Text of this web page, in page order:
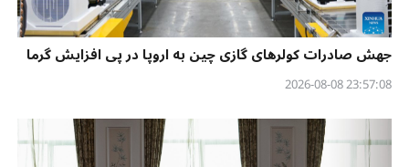
جهش صادرات کولرهای گازی چین به اروپا در پی افزایش گرما
23:57:08 2026-08-08